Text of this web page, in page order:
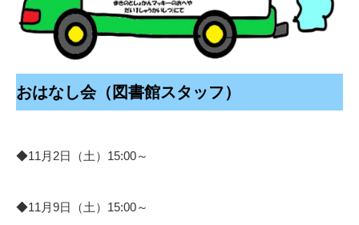
おはなし会（図書館スタッフ）
◆11月2日（土）15:00～
◆11月9日（土）15:00～